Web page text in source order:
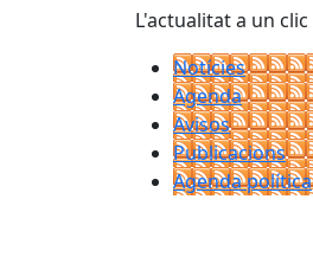
L'actualitat a un clic
Notícies
Agenda
Avisos
Publicacions
Agenda política